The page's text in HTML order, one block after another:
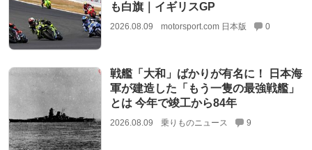
も白旗｜イギリスGP
2026.08.09 motorsport.com 日本版 0
戦艦「大和」ばかりが有名に！ 日本海
軍が建造した「もう一隻の最強戦艦」
とは 今年で竣工から84年
2026.08.09 乗りものニュース 9